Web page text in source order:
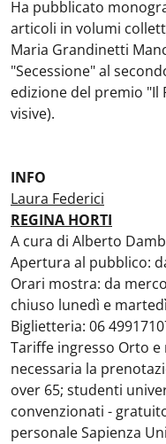
Ha pubblicato
articoli in volumi
Maria Grandinetti
"Secessione" al
edizione del premio "Il
visive).
INFO
Laura Federici
REGINA HORTI
A cura di Alberto
Apertura al pubblico:
Orari mostra: da
chiuso lunedì e martedì
Biglietteria: 06
Tariffe ingresso Orto
necessaria la
over 65; studenti
convenzionati -
personale Sapienza